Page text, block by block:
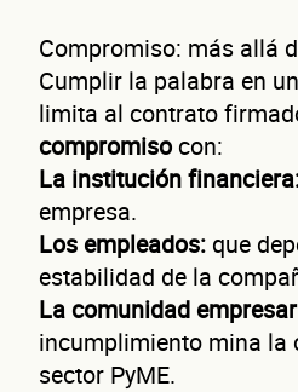
Compromiso: más allá
Cumplir la palabra en
limita al contrato
compromisocon:
La institución
empresa.
Los empleados: que
estabilidad de la
La comunidad
incumplimiento mina la
sector PyME.